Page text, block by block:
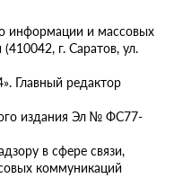
информации и массовых
г. Саратов, ул.
Главный редактор
издания Эл № ФС77-
в сфере связи,
коммуникаций